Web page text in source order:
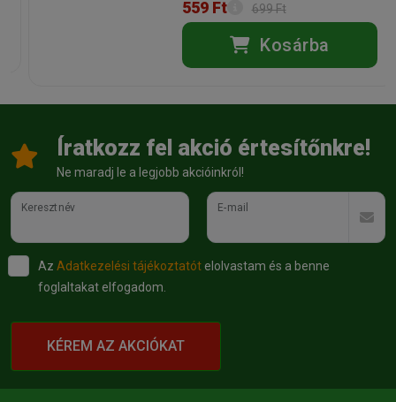
559 Ft 699 Ft
Kosárba
Íratkozz fel akció értesítőnkre!
Ne maradj le a legjobb akcióinkról!
Keresztnév E-mail
Az Adatkezelési tájékoztatót elolvastam és a benne
foglaltakat elfogadom.
KÉREM AZ AKCIÓKAT